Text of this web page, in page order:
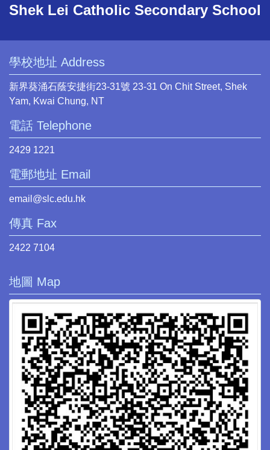
Shek Lei Catholic Secondary School
學校地址 Address
新界葵涌石蔭安捷街23-31號 23-31 On Chit Street, Shek
Yam, Kwai Chung, NT
電話 Telephone
2429 1221
電郵地址 Email
email@slc.edu.hk
傳真 Fax
2422 7104
地圖 Map